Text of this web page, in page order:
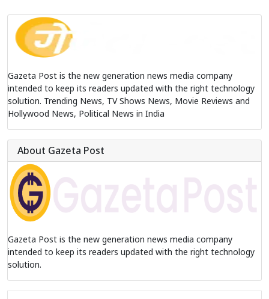
Gazeta Post is the new generation news media company
intended to keep its readers updated with the right technology
solution. Trending News, TV Shows News, Movie Reviews and
Hollywood News, Political News in India
About Gazeta Post
Gazeta Post is the new generation news media company
intended to keep its readers updated with the right technology
solution.